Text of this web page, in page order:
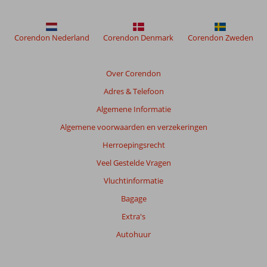
de
Over Corendon
Adres & Telefoon
Algemene Informatie
Algemene voorwaarden en verzekeringen
Herroepingsrecht
Veel Gestelde Vragen
Vluchtinformatie
Bagage
Extra's
Autohuur
Corendon Nederland Corendon Denmark Corendon Zweden